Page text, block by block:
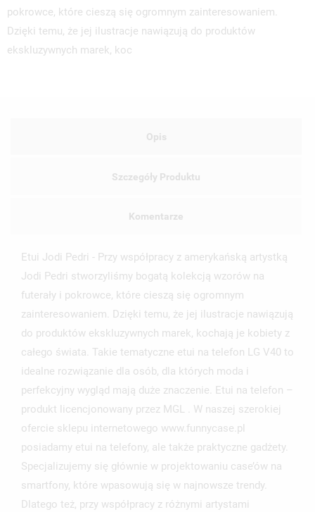
pokrowce, które cieszą się ogromnym zainteresowaniem.
Dzięki temu, że jej ilustracje nawiązują do produktów
ekskluzywnych marek, koc
Opis
Szczegóły Produktu
Komentarze
Etui Jodi Pedri - Przy współpracy z amerykańską artystką
Jodi Pedri stworzyliśmy bogatą kolekcją wzorów na
futerały i pokrowce, które cieszą się ogromnym
zainteresowaniem. Dzięki temu, że jej ilustracje nawiązują
do produktów ekskluzywnych marek, kochają je kobiety z
całego świata. Takie tematyczne etui na telefon LG V40 to
idealne rozwiązanie dla osób, dla których moda i
perfekcyjny wygląd mają duże znaczenie. Etui na telefon –
produkt licencjonowany przez MGL . W naszej szerokiej
ofercie sklepu internetowego www.funnycase.pl
posiadamy etui na telefony, ale także praktyczne gadżety.
Specjalizujemy się głównie w projektowaniu case’ów na
smartfony, które wpasowują się w najnowsze trendy.
Dlatego też, przy współpracy z różnymi artystami
MOJE LISTY ŻYCZEŃ
add_circle_outline UTWÓRZ NOWĄ LISTĘ
UTWÓRZ LISTĘ ŻYCZEŃ
NAZWA LISTY ŻYCZEŃ
ANULUJ UTWÓRZ LISTĘ ŻYCZEŃ
ZALOGUJ SIĘ
MUSISZ BYĆ ZALOGOWANY BY ZAPISAĆ PRODUKTY NA
SWOJEJ LIŚCIE ŻYCZEŃ.
ANULUJ ZALOGUJ SIĘ